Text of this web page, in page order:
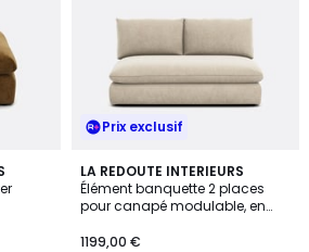
Prix exclusif
LA REDOUTE INTERIEURS
Élément banquette 2 places
pour canapé modulable, en
1199,00 €
5
/
5
9
Couleurs